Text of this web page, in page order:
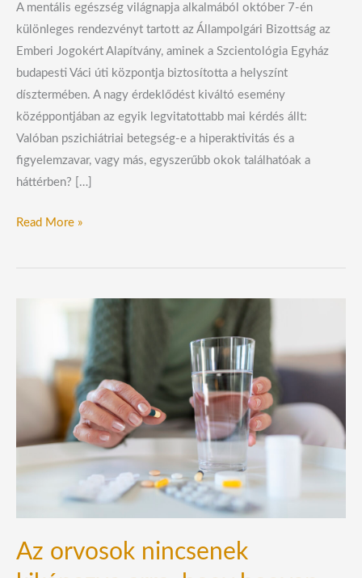
A mentális egészség világnapja alkalmából október 7-én
különleges rendezvényt tartott az Állampolgári Bizottság az
Emberi Jogokért Alapítvány, aminek a Szcientológia Egyház
budapesti Váci úti központja biztosította a helyszínt
dísztermében. A nagy érdeklődést kiváltó esemény
középpontjában az egyik legvitatottabb mai kérdés állt:
Valóban pszichiátriai betegség-e a hiperaktivitás és a
figyelemzavar, vagy más, egyszerűbb okok találhatóak a
háttérben? […]
Read More »
Az orvosok nincsenek
nincsenek
kiképezve
hogyan
gyógyszerek
szedését